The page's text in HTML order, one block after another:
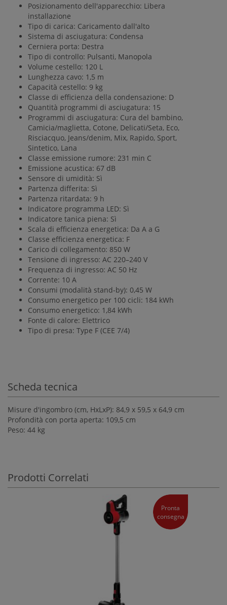
Posizionamento dell'apparecchio: Libera
installazione
Tipo di carica: Caricamento dall'alto
Sistema di asciugatura: Condensa
Cerniera porta: Destra
Tipo di controllo: Pulsanti, Manopola
Volume cestello: 120 L
Lunghezza cavo: 1,5 m
Capacità cestello: 9 kg
Classe di efficienza della condensazione: D
Quantità programmi di asciugatura: 15
Programmi di asciugatura: Cura del bambino,
Camicia/maglietta, Cotone, Delicati/Seta, Eco,
Risciacquo, Jeans/denim, Mix, Rapido, Sport,
Sintetico, Lana
Classe emissione rumore: 231 min C
Emissione acustica: 67 dB
Sensore di umidità: Sì
Partenza differita: Sì
Partenza ritardata: 9 h
Indicatore programma LED: Sì
Indicatore tanica piena: Sì
Scala di efficienza energetica: Da A a G
Classe efficienza energetica: F
Carico di collegamento: 850 W
Tensione di ingresso: AC 220–240 V
Frequenza di ingresso: AC 50 Hz
Corrente: 10 A
Consumi (modalità stand-by): 0,45 W
Consumo energetico per 100 cicli: 184 kWh
Consumo energetico: 1,84 kWh
Fonte di calore: Elettrico
Tipo di presa: Type F (CEE 7/4)
Scheda tecnica
Misure d'ingombro (cm, HxLxP): 84,9 x 59,5 x 64,9 cm
Profondità con porta aperta: 109,5 cm
Peso: 44 kg
Prodotti Correlati
Pronta
consegna